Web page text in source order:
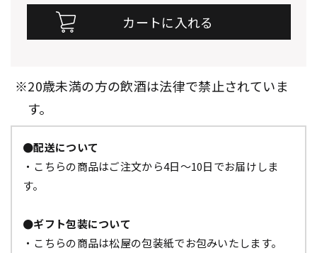
※20歳未満の方の飲酒は法律で禁止されていま
す。
●配送について
・こちらの商品はご注文から4日～10日でお届けしま
す。
●ギフト包装について
・こちらの商品は松屋の包装紙でお包みいたします。